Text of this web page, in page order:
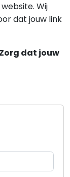
Wij
dat jouw link
dat jouw